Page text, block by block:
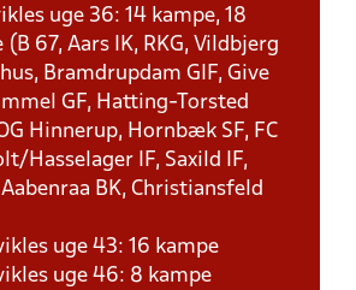
uge 36: 14 kampe, 18
67, Aars IK, RKG, Vildbjerg
Bramdrupdam GIF, Give
GF, Hatting-Torsted
Hinnerup, Hornbæk SF, FC
Hasselager IF, Saxild IF,
BK, Christiansfeld
uge 43: 16 kampe
uge 46: 8 kampe